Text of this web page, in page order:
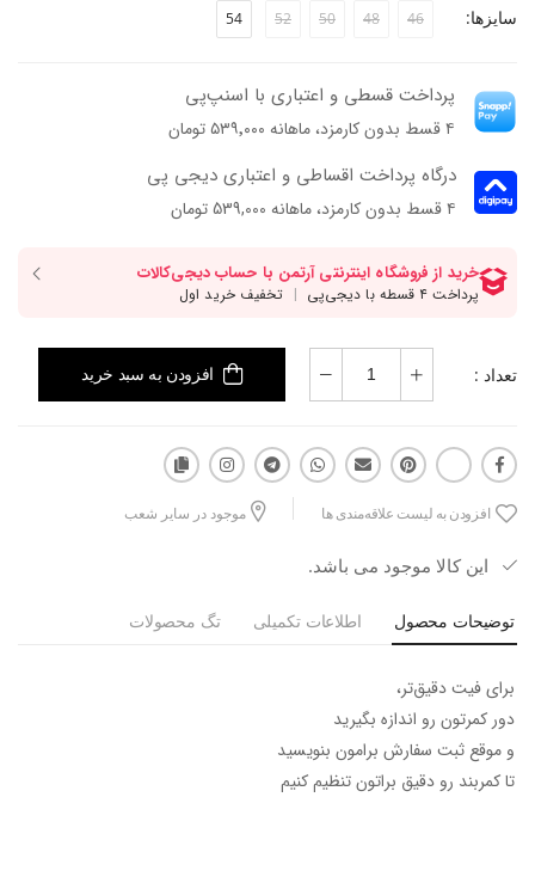
سایزها: 46
48
50
52
54
پرداخت قسطی و اعتباری با اسنپ‌پی
۴ قسط بدون کارمزد، ماهانه ۵۳۹٬۰۰۰ تومان
درگاه پرداخت اقساطی و اعتباری دیجی پی
۴ قسط بدون کارمزد، ماهانه 539,000 تومان
تعداد : افزودن به سبد خرید
افزودن به لیست علاقه‌مندی ها موجود در سایر شعب
این کالا موجود می باشد.
توضیحات محصول اطلاعات تکمیلی تگ محصولات
برای فیت دقیق‌تر،
دور کمرتون رو اندازه بگیرید
و موقع ثبت سفارش برامون بنویسید
تا کمربند رو دقیق براتون تنظیم کنیم